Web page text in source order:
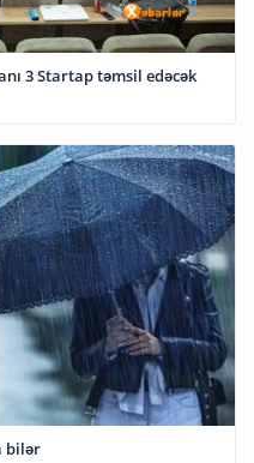
3 Startap təmsil edəcək
bilər